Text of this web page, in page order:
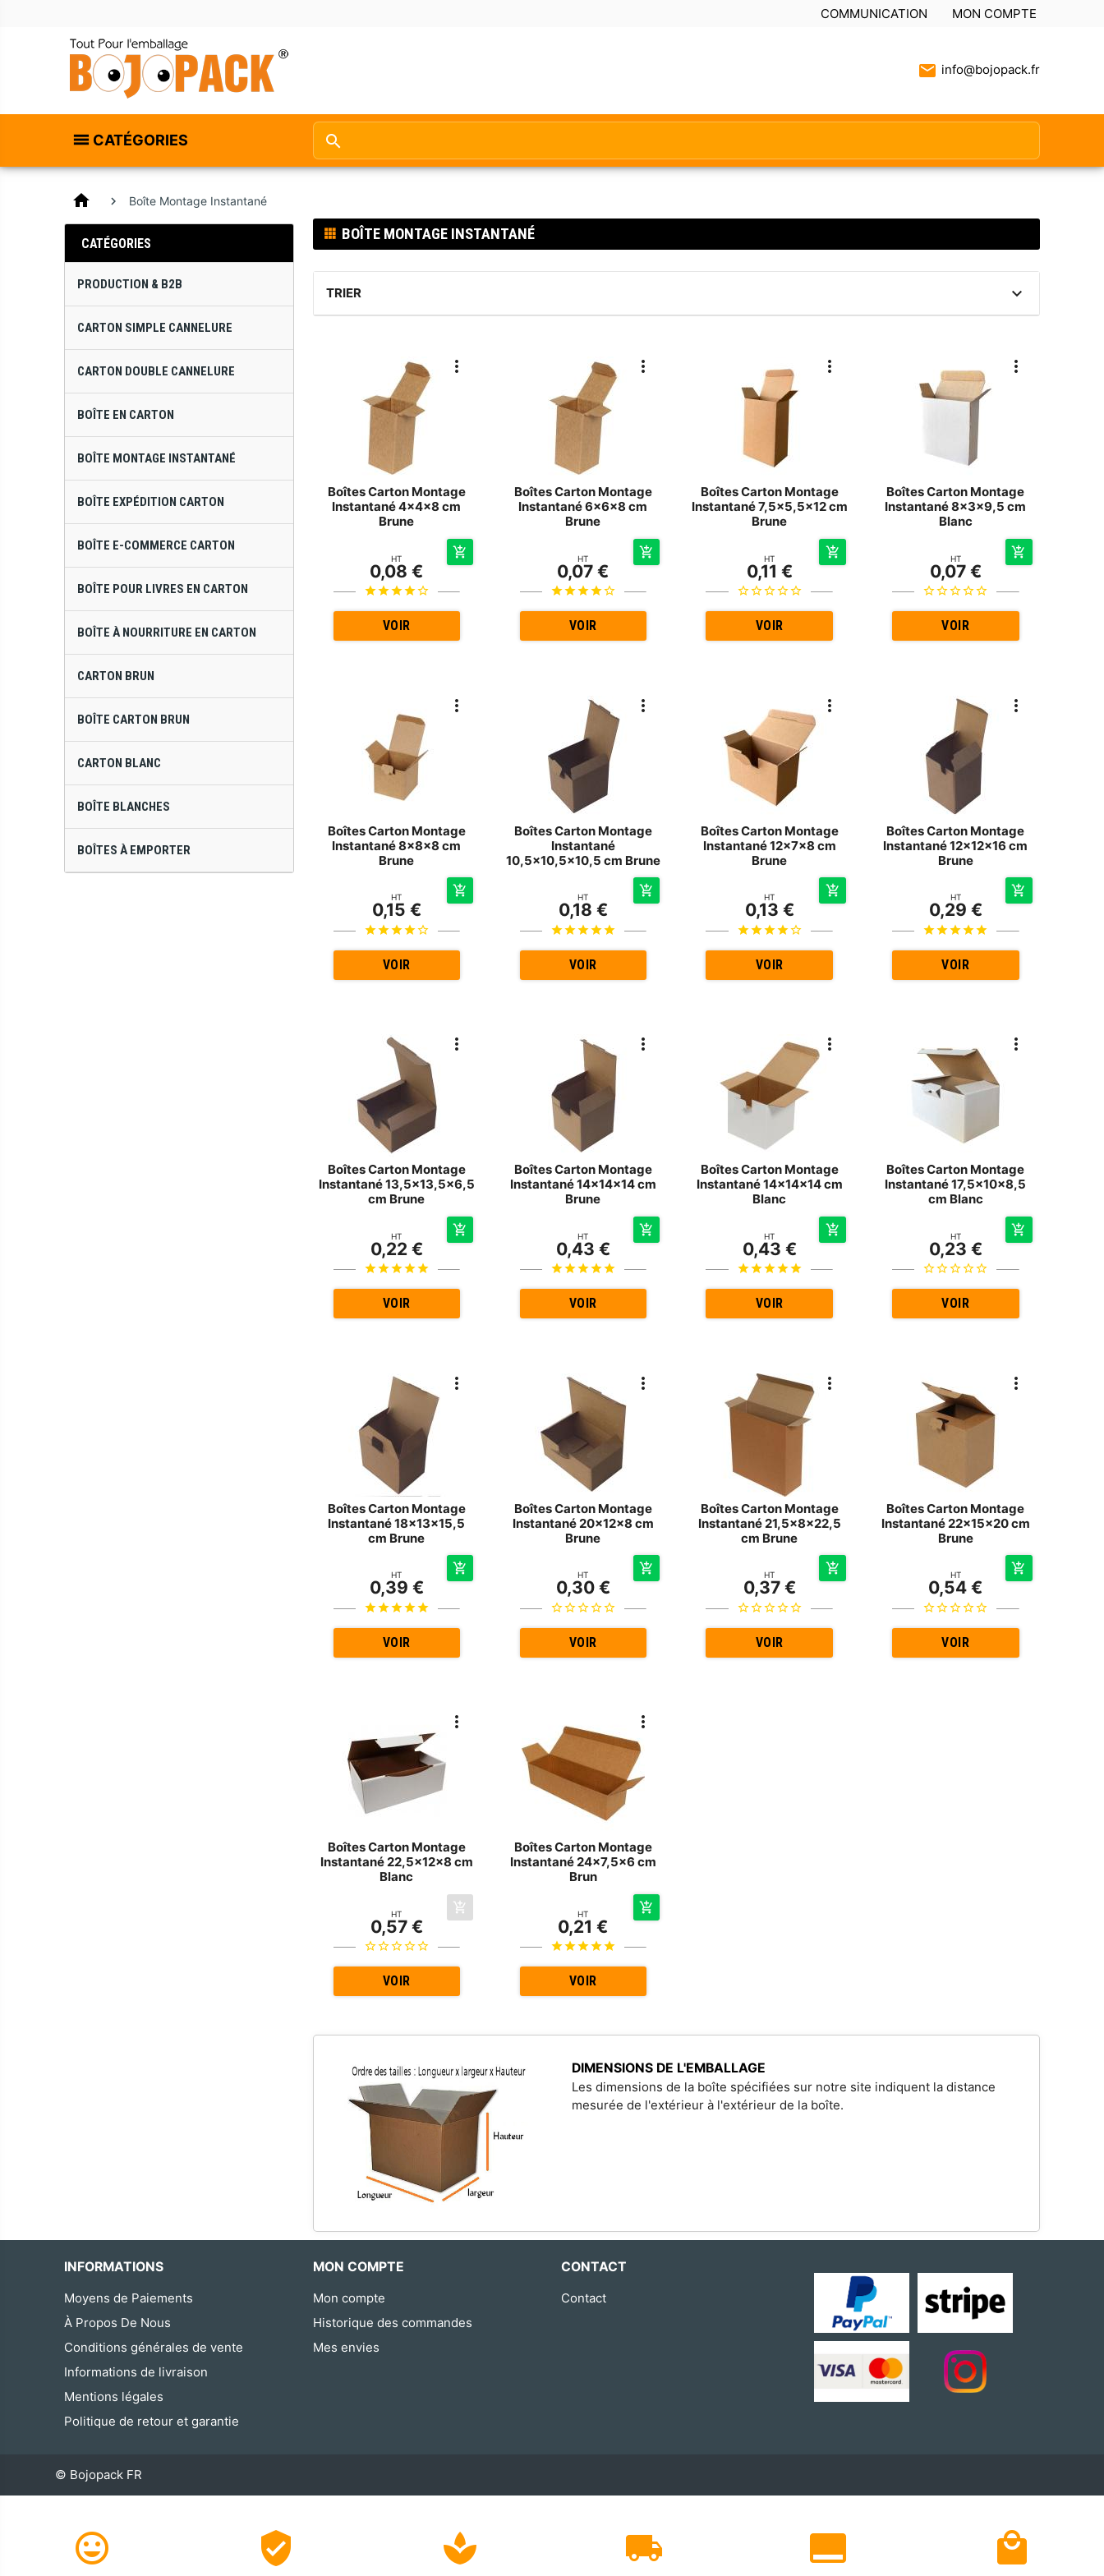
COMMUNICATION MON COMPTE
info@bojopack.fr
CATÉGORIES
home Boîte Montage Instantané
CATÉGORIES
PRODUCTION & B2B
CARTON SIMPLE CANNELURE
CARTON DOUBLE CANNELURE
BOÎTE EN CARTON
BOÎTE MONTAGE INSTANTANÉ
BOÎTE EXPÉDITION CARTON
BOÎTE E-COMMERCE CARTON
BOÎTE POUR LIVRES EN CARTON
BOÎTE À NOURRITURE EN CARTON
CARTON BRUN
BOÎTE CARTON BRUN
CARTON BLANC
BOÎTE BLANCHES
BOÎTES À EMPORTER
BOÎTE MONTAGE INSTANTANÉ
TRIER
Boîtes Carton Montage
Instantané 4x4x8 cm
Brune
HT
0,08 €
VOIR
Boîtes Carton Montage
Instantané 6x6x8 cm
Brune
HT
0,07 €
VOIR
Boîtes Carton Montage
Instantané 7,5x5,5x12 cm
Brune
HT
0,11 €
VOIR
Boîtes Carton Montage
Instantané 8x3x9,5 cm
Blanc
HT
0,07 €
VOIR
Boîtes Carton Montage
Instantané 8x8x8 cm
Brune
HT
0,15 €
VOIR
Boîtes Carton Montage
Instantané
10,5x10,5x10,5 cm Brune
HT
0,18 €
VOIR
Boîtes Carton Montage
Instantané 12x7x8 cm
Brune
HT
0,13 €
VOIR
Boîtes Carton Montage
Instantané 12x12x16 cm
Brune
HT
0,29 €
VOIR
Boîtes Carton Montage
Instantané 13,5x13,5x6,5
cm Brune
HT
0,22 €
VOIR
Boîtes Carton Montage
Instantané 14x14x14 cm
Brune
HT
0,43 €
VOIR
Boîtes Carton Montage
Instantané 14x14x14 cm
Blanc
HT
0,43 €
VOIR
Boîtes Carton Montage
Instantané 17,5x10x8,5
cm Blanc
HT
0,23 €
VOIR
Boîtes Carton Montage
Instantané 18x13x15,5
cm Brune
HT
0,39 €
VOIR
Boîtes Carton Montage
Instantané 20x12x8 cm
Brune
HT
0,30 €
VOIR
Boîtes Carton Montage
Instantané 21,5x8x22,5
cm Brune
HT
0,37 €
VOIR
Boîtes Carton Montage
Instantané 22x15x20 cm
Brune
HT
0,54 €
VOIR
Boîtes Carton Montage
Instantané 22,5x12x8 cm
Blanc
HT
0,57 €
VOIR
Boîtes Carton Montage
Instantané 24x7,5x6 cm
Brun
HT
0,21 €
VOIR
DIMENSIONS DE L'EMBALLAGE
Les dimensions de la boîte spécifiées sur notre site indiquent la distance
mesurée de l'extérieur à l'extérieur de la boîte.
INFORMATIONS
Moyens de Paiements
À Propos De Nous
Conditions générales de vente
Informations de livraison
Mentions légales
Politique de retour et garantie
MON COMPTE
Mon compte
Historique des commandes
Mes envies
CONTACT
Contact
© Bojopack FR